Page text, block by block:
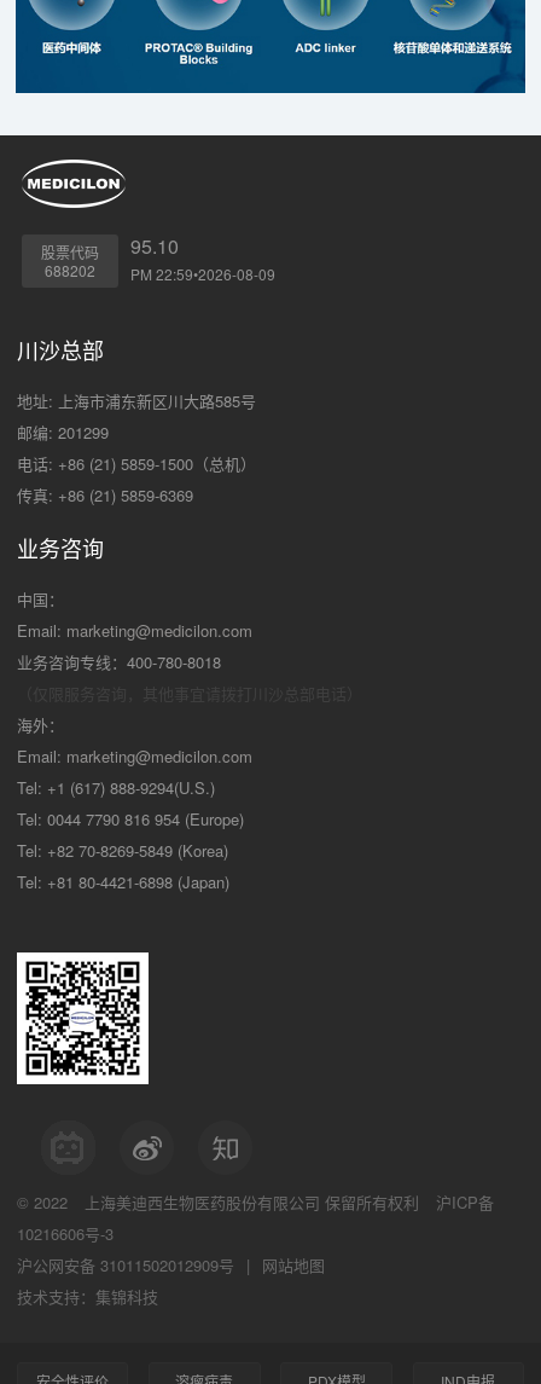
股票代码
688202
95.10
PM 22:59•2026-08-09
川沙总部
地址: 上海市浦东新区川大路585号
邮编: 201299
电话: +86 (21) 5859-1500（总机）
传真: +86 (21) 5859-6369
业务咨询
中国：
Email: marketing@medicilon.com
业务咨询专线：400-780-8018
海外：
Email: marketing@medicilon.com
Tel: +1 (617) 888-9294(U.S.)
Tel: 0044 7790 816 954 (Europe)
Tel: +82 70-8269-5849 (Korea)
Tel: +81 80-4421-6898 (Japan)
© 2022 上海美迪西生物医药股份有限公司 保留所有权利
沪ICP备
10216606号-3
沪公网安备 31011502012909号
|
网站地图
技术支持：集锦科技